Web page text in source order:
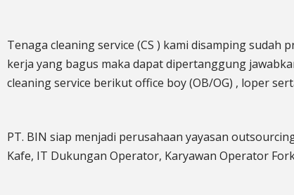
Tenaga cleaning service (CS ) kami disamping
kerja yang bagus maka dapat dipertanggung
cleaning service berikut office boy (OB/OG) , loper
PT. BIN siap menjadi perusahaan yayasan
Kafe, IT Dukungan Operator, Karyawan Operator